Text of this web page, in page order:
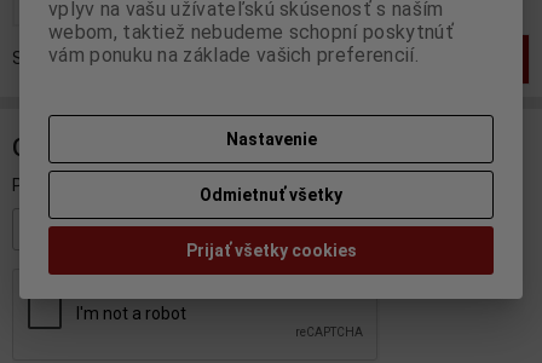
Strana1z1Celkom 1záznamov
ODBER NOVINIEK
Prihláste sa k odberu noviniek
Registrovať
vplyv na vašu užívateľskú skúsenosť s naším
webom, taktiež nebudeme schopní poskytnúť
vám ponuku na základe vašich preferencií.
Nastavenie
Odmietnuť všetky
Prijať všetky cookies